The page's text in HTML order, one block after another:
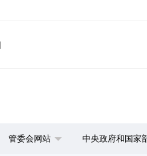
管委会网站 中央政府和国家